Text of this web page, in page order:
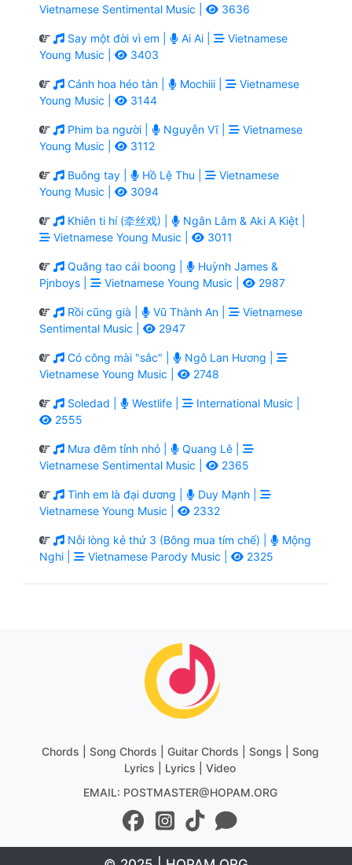
Vietnamese Sentimental Music |
3636
Say một đời vì em | Ai Ai |
Vietnamese
Young Music |
3403
Cánh hoa héo tàn | Mochiii |
Vietnamese
Young Music |
3144
Phim ba người | Nguyễn Vĩ |
Vietnamese
Young Music |
3112
Buông tay | Hồ Lệ Thu |
Vietnamese
Young Music |
3094
Khiên ti hí (牵丝戏) |
Ngân Lâm & Aki A Kiệt |
Vietnamese Young Music |
3011
Quăng tao cái boong |
Huỳnh James &
Pjnboys |
Vietnamese Young Music | 2987
Rồi cũng già | Vũ Thành An |
Vietnamese
Sentimental Music |
2947
Có công mài "sắc" |
Ngô Lan Hương |
Vietnamese Young Music |
2748
Soledad | Westlife |
International Music |
2555
Mưa đêm tỉnh nhỏ |
Quang Lê |
Vietnamese Sentimental Music |
2365
Tình em là đại dương |
Duy Mạnh |
Vietnamese Young Music |
2332
Nỗi lòng kẻ thứ 3 (Bông mua tím chế) |
Mộng
Nghi |
Vietnamese Parody Music | 2325
Chords | Song Chords | Guitar Chords | Songs | Song
Lyrics | Lyrics | Video
EMAIL: POSTMASTER@HOPAM.ORG